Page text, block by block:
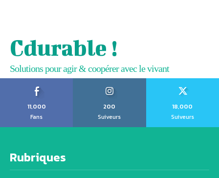
Cdurable !
Solutions pour agir & coopérer avec le vivant
11,000
Fans
200
Suiveurs
18,000
Suiveurs
Rubriques